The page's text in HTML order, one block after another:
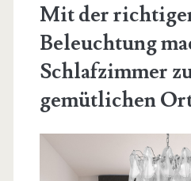
Mit der
Beleuchtung
Schlafzimmer
gemütlichen